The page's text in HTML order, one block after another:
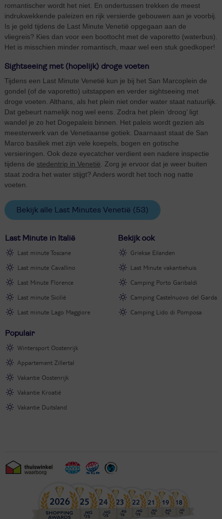
romantischer wordt het niet. En ondertussen trekken de meest
indrukwekkende paleizen en rijk versierde gebouwen aan je voorbij.
Is je geld tijdens de Last Minute Venetië opgegaan aan de
vliegreis? Kies dan voor een boottocht met de vaporetto (waterbus).
Het is misschien minder romantisch, maar wel een stuk goedkoper!
Sightseeing met (hopelijk) droge voeten
Tijdens een Last Minute Venetië kun je bij het San Marcoplein de
gondel (of de vaporetto) uitstappen en verder sightseeing met
droge voeten. Althans, als het plein niet onder water staat natuurlijk.
Dat gebeurt namelijk nog wel eens. Zodra het plein ‘droog’ ligt
wandel je zo het Dogepaleis binnen. Het paleis wordt gezien als
meesterwerk van de Venetiaanse gotiek. Daarnaast staat de San
Marco basiliek met zijn vele koepels, bogen en gotische
versieringen. Ook deze eyecatcher verdient een nadere inspectie
tijdens de stedentrip in Venetië. Zorg je ervoor dat je weer buiten
staat zodra het water stijgt? Anders wordt het toch nog natte
voeten.
Bekijk alle Last Minutes Venetië (53)
Last Minute in Italië
Last minute Toscane
Last minute Cavallino
Last Minute Florence
Last minute Sicilië
Last minute Lago Maggiore
Bekijk ook
Griekse Eilanden
Last Minute vakantiehuis
Camping Porto Garibaldi
Camping Castelnuovo del Garda
Camping Lido di Pomposa
Populair
Wintersport Oostenrijk
Appartement Zillertal
Vakantie Oostenrijk
Vakantie Kroatië
Vakantie Duitsland